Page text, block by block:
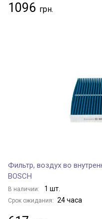
1096
Фильтр, воздух во
BOSCH
В наличии: 1 шт.
Срок ожидания: 24 часа